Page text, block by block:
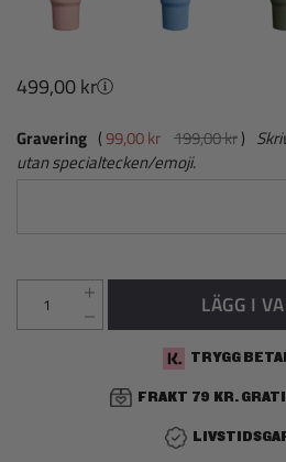
499,00 kr
Gravering
99,00 kr 199,00 kr
utan specialtecken/emoji.
LÄGG I
TRYGG
FRAKT 79 KR.